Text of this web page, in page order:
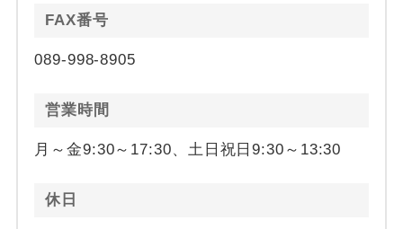
FAX番号
089-998-8905
営業時間
月～金9:30～17:30、土日祝日9:30～13:30
休日